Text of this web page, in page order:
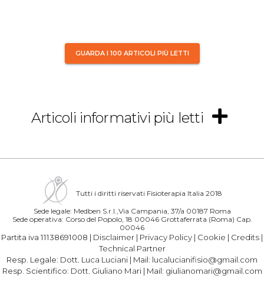
GUARDA I 100 ARTICOLI PIÙ LETTI
Articoli informativi più letti
Tutti i diritti riservati Fisioterapia Italia 2018
Sede legale: Medben S.r.l.,Via Campania, 37/a 00187 Roma
Sede operativa: Corso del Popolo, 18 00046 Grottaferrata (Roma) Cap.
00046
Partita iva 11138691008 | Disclaimer | Privacy Policy | Cookie | Credits |
Technical Partner
Resp. Legale: Dott. Luca Luciani | Mail: lucalucianifisio@gmail.com
Resp. Scientifico: Dott. Giuliano Mari| Mail: giulianomari@gmail.com